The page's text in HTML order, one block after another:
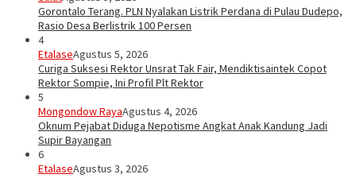
Gorontalo Terang. PLN Nyalakan Listrik Perdana di Pulau Dudepo,
Rasio Desa Berlistrik 100 Persen
4
EtalaseAgustus 5, 2026
Curiga Suksesi Rektor Unsrat Tak Fair, Mendiktisaintek Copot
Rektor Sompie, Ini Profil Plt Rektor
5
Mongondow RayaAgustus 4, 2026
Oknum Pejabat Diduga Nepotisme Angkat Anak Kandung Jadi
Supir Bayangan
6
EtalaseAgustus 3, 2026